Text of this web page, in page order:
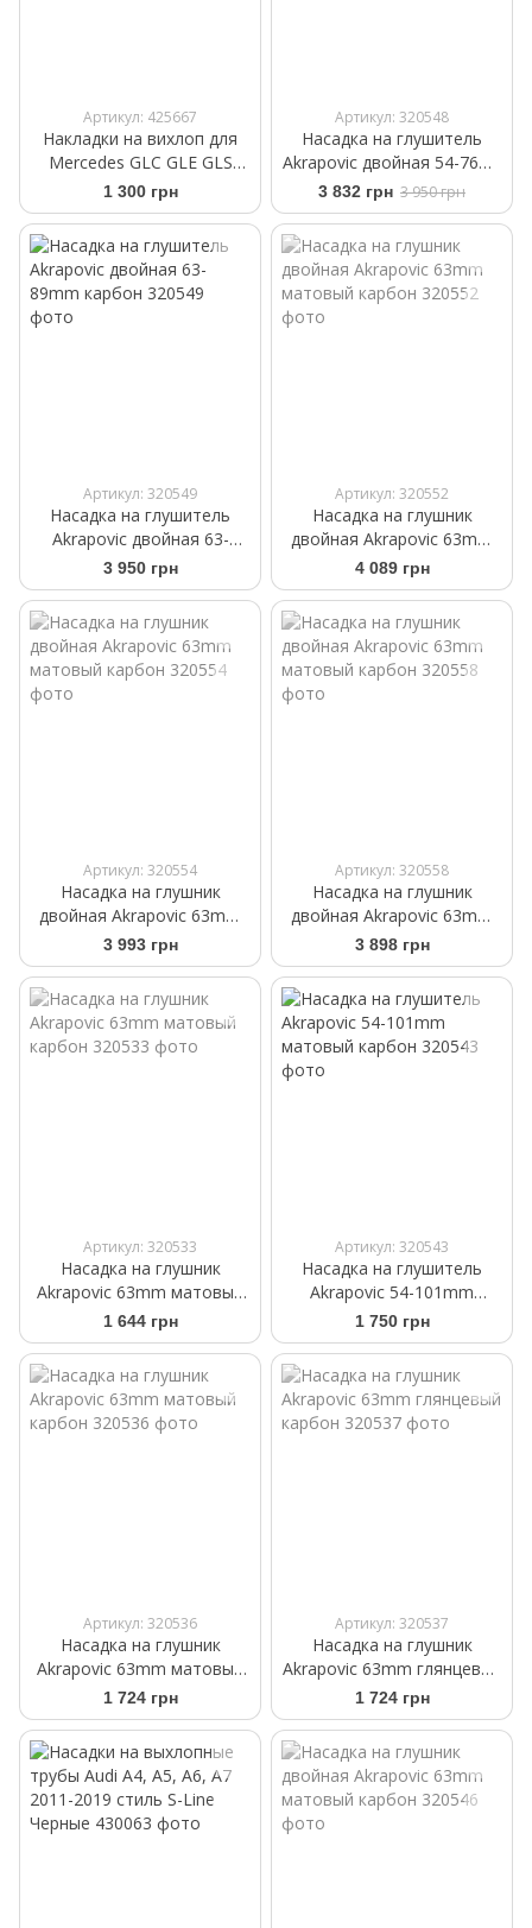
Артикул: 425667
Накладки на вихлоп для
Mercedes GLC GLE GLS
2018- Черный глянец
1 300 грн
Артикул: 320548
Насадка на глушитель
Akrapovic двойная 54-76мм
матовый карбон
AL54760313R
3 832 грн 3 950 грн
Артикул: 320549
Насадка на глушитель
Akrapovic двойная 63-
89mm карбон
3 950 грн
Артикул: 320552
Насадка на глушник
двойная Akrapovic 63mm
матовый карбон
4 089 грн
Артикул: 320554
Насадка на глушник
двойная Akrapovic 63mm
матовый карбон
3 993 грн
Артикул: 320558
Насадка на глушник
двойная Akrapovic 63mm
матовый карбон
3 898 грн
Артикул: 320533
Насадка на глушник
Akrapovic 63mm матовый
карбон
1 644 грн
Артикул: 320543
Насадка на глушитель
Akrapovic 54-101mm
матовый карбон
1 750 грн
Артикул: 320536
Насадка на глушник
Akrapovic 63mm матовый
карбон
1 724 грн
Артикул: 320537
Насадка на глушник
Akrapovic 63mm глянцевый
карбон
1 724 грн